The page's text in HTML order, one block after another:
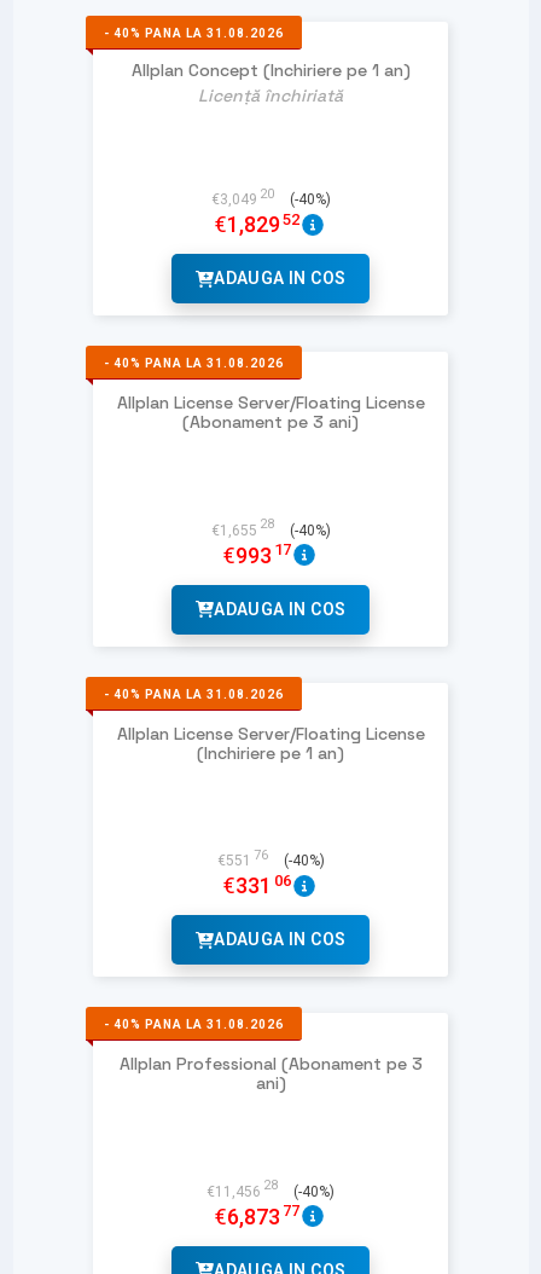
- 40% PANA LA 31.08.2026
Allplan Concept (Inchiriere pe 1 an)
Licență închiriată
€3,049 20 (-40%)
€1,82952
ADAUGA IN COS
- 40% PANA LA 31.08.2026
Allplan License Server/Floating License
(Abonament pe 3 ani)
€1,655 28 (-40%)
€993 17
ADAUGA IN COS
- 40% PANA LA 31.08.2026
Allplan License Server/Floating License
(Inchiriere pe 1 an)
€551 76 (-40%)
€331 06
ADAUGA IN COS
- 40% PANA LA 31.08.2026
Allplan Professional (Abonament pe 3
ani)
€11,456 28 (-40%)
€6,873 77
ADAUGA IN COS